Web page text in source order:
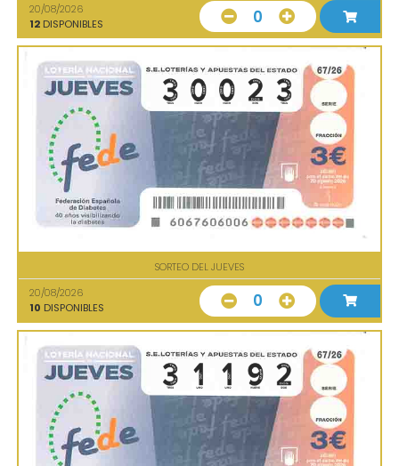
20/08/2026
12 DISPONIBLES 0
SORTEO DEL JUEVES
20/08/2026
10 DISPONIBLES 0